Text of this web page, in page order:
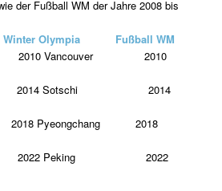
der Fußball WM der Jahre 2008 bis
Olympia Fußball WM
Vancouver 2010
2014 Sotschi 2014
2018 Pyeongchang 2018
Peking 2022